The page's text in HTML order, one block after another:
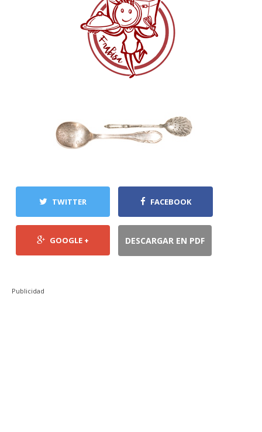
TWITTER FACEBOOK
GOOGLE + DESCARGAR EN PDF
Publicidad